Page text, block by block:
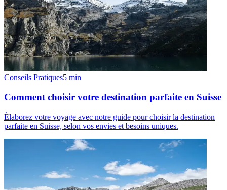
Conseils Pratiques5 min
Comment choisir votre destination parfaite en Suisse
Élaborez votre voyage avec notre guide pour choisir la destination
parfaite en Suisse, selon vos envies et besoins uniques.